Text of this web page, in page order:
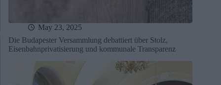
May 23, 2025
Die Budapester Versammlung debattiert über Stolz,
Eisenbahnprivatisierung und kommunale Transparenz